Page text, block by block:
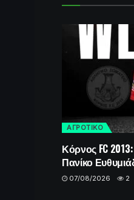
ΑΓΡΟΤΙΚΟ
Κόρνος FC
Πανίκο
07/08/2026 2